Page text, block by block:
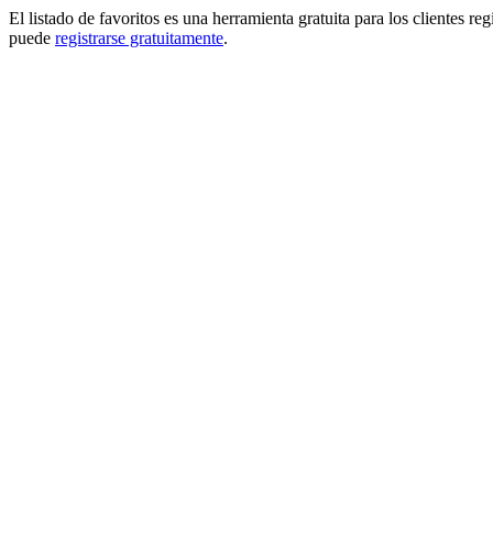
El listado de favoritos es una herramienta gratuita para los clientes
puede registrarse gratuitamente.